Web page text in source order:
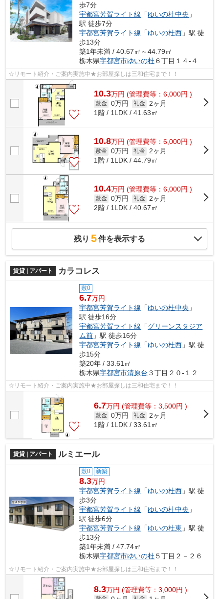
歩7分
宇都宮芳賀ライト線 「ゆいの杜中央 」
駅 徒歩7分
宇都宮芳賀ライト線 「ゆいの杜西 」駅 徒
歩13分
築1年未満 / 40.67㎡～44.79㎡
栃木県宇都宮市ゆいの杜 ６丁目１４-４
☆リモート紹介・ご案内実施中★お部屋探しは三和住宅まで！！
10.3万円 (管理費等：6,000円 )
敷金 0万円 礼金 2ヶ月
1階 / 1LDK / 41.63㎡
10.8万円 (管理費等：6,000円 )
敷金 0万円 礼金 2ヶ月
1階 / 1LDK / 44.79㎡
10.4万円 (管理費等：6,000円 )
敷金 0万円 礼金 2ヶ月
2階 / 1LDK / 40.67㎡
残り 5件を表示する
賃貸 | アパート カラコレス
敷0
6.7万円
宇都宮芳賀ライト線 「ゆいの杜中央 」
駅 徒歩16分
宇都宮芳賀ライト線 「グリーンスタジア
ム前 」駅 徒歩16分
宇都宮芳賀ライト線 「ゆいの杜西 」駅 徒
歩15分
築20年 / 33.61㎡
栃木県宇都宮市清原台 ３丁目２０-１２
☆リモート紹介・ご案内実施中★お部屋探しは三和住宅まで！！
6.7万円 (管理費等：3,500円 )
敷金 0万円 礼金
2ヶ月
1階 / 1LDK / 33.61㎡
賃貸 | アパート ルミエール
敷0 新築
8.3万円
宇都宮芳賀ライト線 「ゆいの杜西 」駅 徒
歩3分
宇都宮芳賀ライト線 「ゆいの杜中央 」
駅 徒歩6分
宇都宮芳賀ライト線 「ゆいの杜東 」駅 徒
歩13分
築1年未満 / 47.74㎡
栃木県宇都宮市ゆいの杜 ５丁目２－２６
☆リモート紹介・ご案内実施中★お部屋探しは三和住宅まで！！
8.3万円 (管理費等：3,000円 )